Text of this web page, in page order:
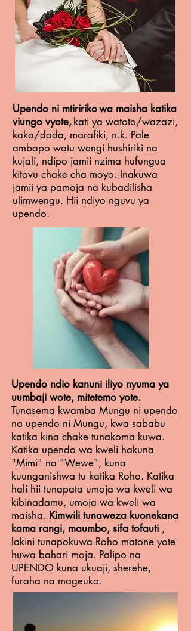
Upendo ni mtiririkowa maisha katika
viungo vyote, kati ya watoto/wazazi,
kaka/dada, marafiki, n.k. Pale
ambapo watu wengi hushiriki na
kujali, ndipo jamii nzima hufungua
kitovu chake cha moyo. Inakuwa
jamii ya pamoja na kubadilisha
ulimwengu. Hii ndiyo nguvu ya
upendo.
Upendo ndio kanuni iliyo nyuma ya
uumbaji wote, mitetemo yote.
Tunasema kwamba Mungu ni upendo
na upendo ni Mungu, kwa sababu
katika kina chake tunakoma kuwa.
Katika upendo wa kweli hakuna
"Mimi" na "Wewe", kuna
kuunganishwa tu katika Roho. Katika
hali hii tunapata umoja wa kweli wa
kibinadamu, umoja wa kweli wa
maisha. Kimwili tunaweza kuonekana
kama rangi, maumbo, sifa tofauti ,
lakini tunapokuwa Roho matone yote
huwa bahari moja. Palipo na
UPENDO kuna ukuaji, sherehe,
furaha na mageuko.